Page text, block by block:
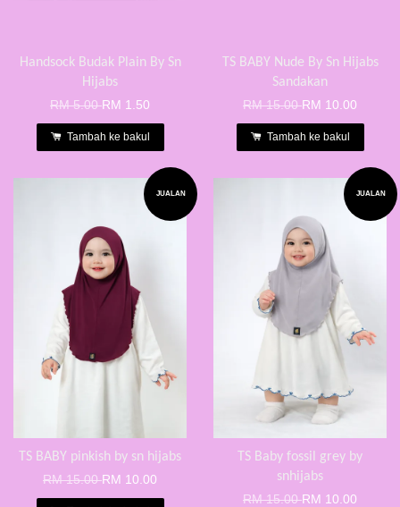
Handsock Budak Plain By Sn
Hijabs
RM 5.00RM 1.50
Tambah ke bakul
TS BABY Nude By Sn Hijabs
Sandakan
RM 15.00RM 10.00
Tambah ke bakul
JUALAN
TS BABY pinkish by sn hijabs
RM 15.00RM 10.00
JUALAN
TS Baby fossil grey by
snhijabs
RM 15.00RM 10.00